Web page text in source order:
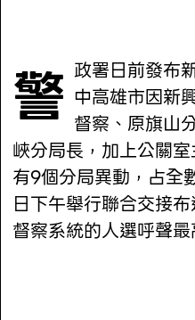
警政署日前發布新一波高階警官名單，其 中高雄市因新
督察、原旗山
峽分局長，加上公關
有9個分局異動，占全
日下午舉行聯合交接
督察系統的人選呼聲最